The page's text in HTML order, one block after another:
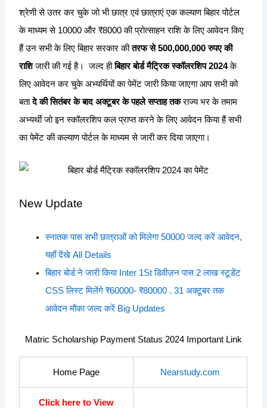
श्रेणी से उतर कर चुके जो भी छात्र एवं छात्राएं एक कल्याण बिहार पोर्टल
के माध्यम से 10000 और ₹8000 की प्रोत्साहन राशि के लिए आवेदन किए
हैं उन सभी के लिए बिहार सरकार कीतरफ से 500,000,000 रुपए की
राशिजारी की गई है। जल्द हीबिहार बोर्ड मैट्रिक स्कॉलरशिप 2024के
लिए आवेदन कर चुके अभ्यर्थियों का पेमेंट जारी किया जाएगा आप सभी को
बतादे की सितंबर के बाद अक्टूबर के पहले सप्ताह तकराज्य भर के तमाम
अभ्यर्थी जो इन स्कॉलरशिप कल प्राप्त करने के लिए आवेदन किया हैं सभी
का पेमेंट की कल्याण पोर्टल के माध्यम से जारी कर दिया जाएगा।
New Update
स्नातक पास सभी छात्राओं को मिलेगा 50000 जल्द करें आवेदन,
यहाँ देंखे All Details
बिहार बोर्ड ने जारी किया Inter 1St डिवीज़न पास 2 लाख स्टूडेंट
CSS लिस्ट मिलेंगे ₹60000- ₹80000 . 31 अक्टूबर तक
आवेदन मौका जल्द करें Big Updates
Matric Scholarship Payment Status 2024 Important Link
Home Page Nearstudy.com
Click here to View